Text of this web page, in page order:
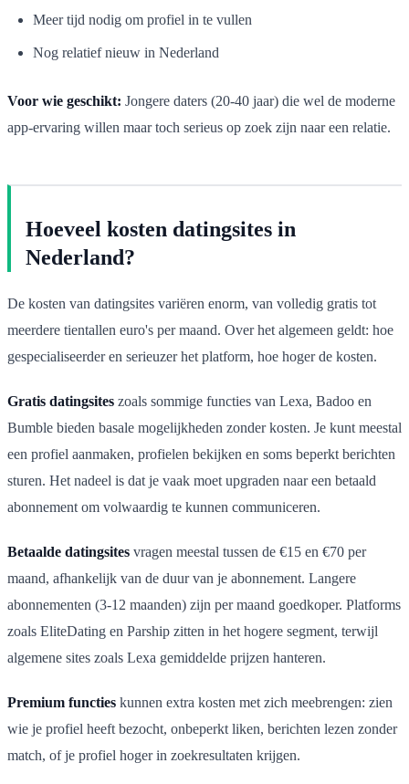
Meer tijd nodig om profiel in te vullen
Nog relatief nieuw in Nederland
Voor wie geschikt: Jongere daters (20-40 jaar) die wel de moderne
app-ervaring willen maar toch serieus op zoek zijn naar een relatie.
Hoeveel kosten datingsites in
Nederland?
De kosten van datingsites variëren enorm, van volledig gratis tot
meerdere tientallen euro's per maand. Over het algemeen geldt: hoe
gespecialiseerder en serieuzer het platform, hoe hoger de kosten.
Gratis datingsites zoals sommige functies van Lexa, Badoo en
Bumble bieden basale mogelijkheden zonder kosten. Je kunt meestal
een profiel aanmaken, profielen bekijken en soms beperkt berichten
sturen. Het nadeel is dat je vaak moet upgraden naar een betaald
abonnement om volwaardig te kunnen communiceren.
Betaalde datingsites vragen meestal tussen de €15 en €70 per
maand, afhankelijk van de duur van je abonnement. Langere
abonnementen (3-12 maanden) zijn per maand goedkoper. Platforms
zoals EliteDating en Parship zitten in het hogere segment, terwijl
algemene sites zoals Lexa gemiddelde prijzen hanteren.
Premium functies kunnen extra kosten met zich meebrengen: zien
wie je profiel heeft bezocht, onbeperkt liken, berichten lezen zonder
match, of je profiel hoger in zoekresultaten krijgen.